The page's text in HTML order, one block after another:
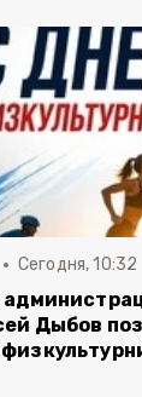
Сегодня, 10:32
Дыбов